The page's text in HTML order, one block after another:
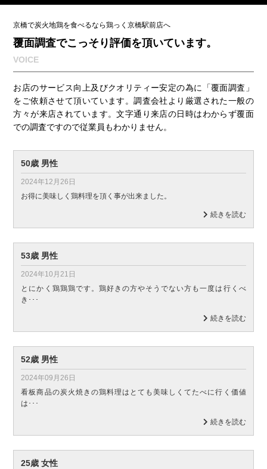
京橋で炭火地鶏を食べるなら鶏っく京橋駅前店へ
覆面調査でこっそり評価を頂いています。
VOICE
お店のサービス向上及びクオリティー安定の為に「覆面調査」
をご依頼させて頂いています。調査会社より厳選された一般の
方々が来店されています。文字通り来店の日時はわからず覆面
での調査ですので従業員もわかりません。
50歳 男性
2024年12月26日
お得に美味しく鶏料理を頂く事が出来ました。
続きを読む
53歳 男性
2024年10月21日
とにかく鶏鶏鶏です。鶏好きの方やそうでない方も一度は行くべ
き･･･
続きを読む
52歳 男性
2024年09月26日
看板商品の炭火焼きの鶏料理はとても美味しくてたべに行く価値
は･･･
続きを読む
25歳 女性